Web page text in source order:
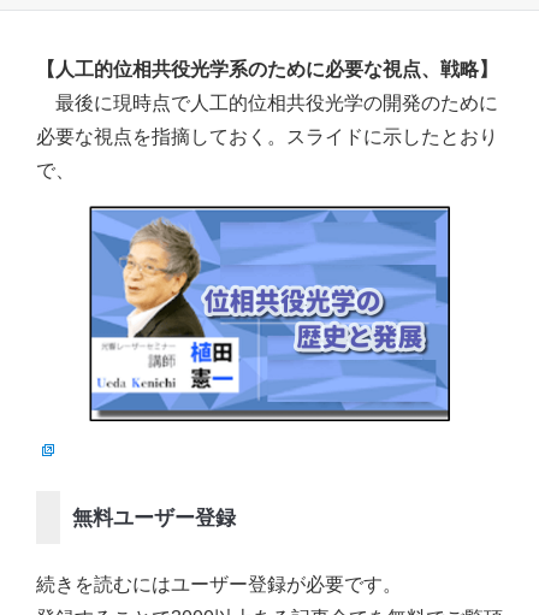
【人工的位相共役光学系のために必要な視点、戦略】
最後に現時点で人工的位相共役光学の開発のために
必要な視点を指摘しておく。スライドに示したとおり
で、
無料ユーザー登録
続きを読むにはユーザー登録が必要です。